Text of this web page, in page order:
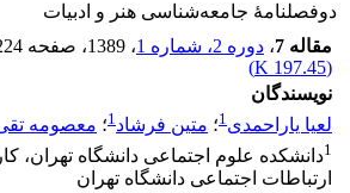
دوفصلنامۀ جامعه‌شناسی هنر و ادبیات
مقاله 7
، دوره 2، شماره 1 ، 1389 ، صفحه
(
197.45 K
)
نویسندگان
لعیا یاراحمدی1؛ متین فرشاد1؛ معصومه
1دانشکده علوم اجتماعی دانشگاه تهران،
ارتباطات اجتماعی دانشگاه تهران